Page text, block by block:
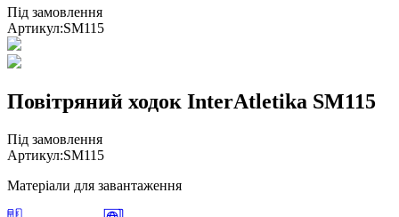
Під замовлення
Артикул:SM115
Повітряний ходок InterAtletika SM115
Під замовлення
Артикул:SM115
Матеріали для завантаження